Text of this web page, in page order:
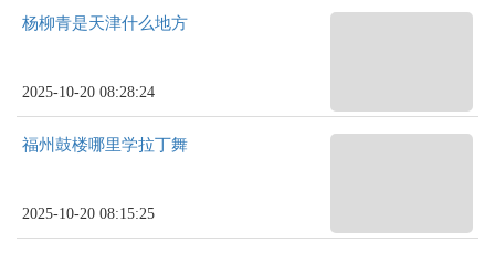
杨柳青是天津什么地方
2025-10-20 08:28:24
福州鼓楼哪里学拉丁舞
2025-10-20 08:15:25